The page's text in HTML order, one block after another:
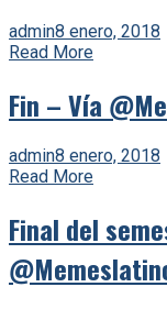
admin8 enero, 2018
Read More
Fin – Vía
admin8 enero, 2018
Read More
Final del